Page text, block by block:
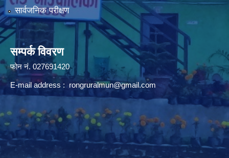
सार्वजनिक परीक्षण
सम्पर्क विवरण
फोन न‌ं. 027691420
E-mail address : rongruralmun@gmail.com